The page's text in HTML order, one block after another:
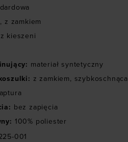
, z zamkiem
kieszeni
: materiał syntetyczny
: z zamkiem, szybkoschnąca
: bez zapięcia
: 100% poliester
001